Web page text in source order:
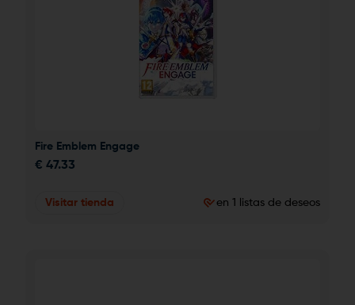
Fire Emblem Engage
€ 47.33
Visitar tienda en 1 listas de deseos